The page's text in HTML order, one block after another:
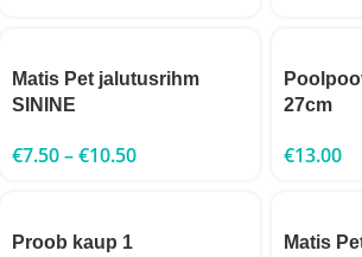
Matis Pet jalutusrihm
SININE
€7.50–€10.50
27cm
€13.00
Proob kaup 1
Matis